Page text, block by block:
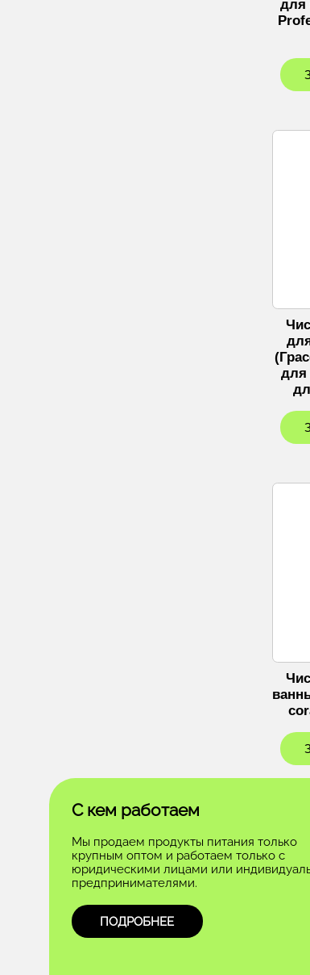
для
для
С кем работаем
Мы продаем продукты питания только
крупным оптом и работаем только с
юридическими лицами или
предпринимателями.
ПОДРОБНЕЕ